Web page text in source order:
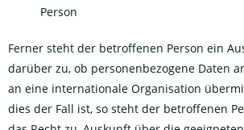
Person
Ferner steht der betroffenen Person ein
darüber zu, ob personenbezogene Daten
an eine internationale Organisation
dies der Fall ist, so steht der betroffenen